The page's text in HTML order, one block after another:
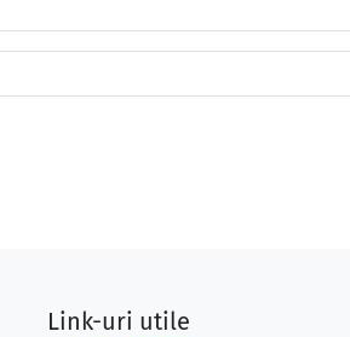
Link-uri utile